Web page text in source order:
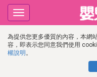
為提供您更多優質的內容，本網
容，即表示您同意我們使用
權說明 。
Toggle
navigation